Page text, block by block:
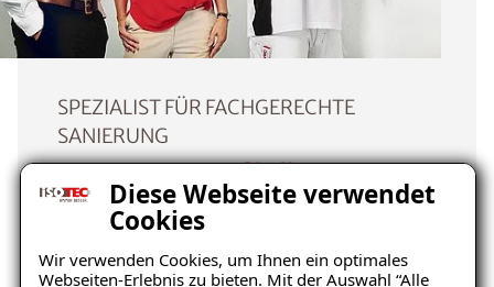
Diese Webseite verwendet
Cookies
Wir verwenden Cookies, um Ihnen ein optimales
Webseiten-Erlebnis zu bieten. Mit der Auswahl “Alle
SPEZIALIST FÜR FACHGERECHTE
SANIERUNG
Unsere Qualität
Als Spezialist für die fachgerechte Sanierung
von Feuchteschäden haben wir in über 35